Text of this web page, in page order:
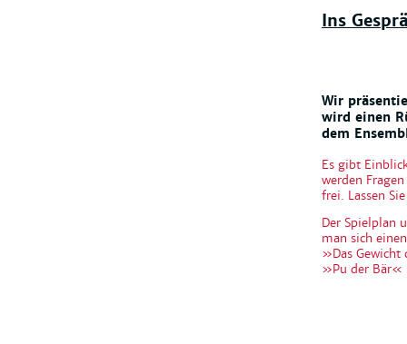
Ins
Wir
wird einen
dem
Es gibt
werden
frei. Lassen
Der Spielplan
man sich
»Das
»Pu der Bär«